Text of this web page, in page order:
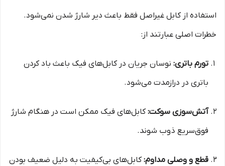
استفاده از کابل غیراصل فقط باعث دیر شارژ شدن نمی‌شود.
خطرات اصلی عبارتند از:
تورم باتری: نوسان جریان در کابل‌های فیک باعث باد کردن
باتری در درازمدت می‌شود.
آتش‌سوزی سوکت:کابل‌های فیک ممکن است در هنگام شارژ
فوق‌سریع ذوب شوند.
قطع و وصلی مداوم:کابل‌های بی‌کیفیت به دلیل ضعیف بودن